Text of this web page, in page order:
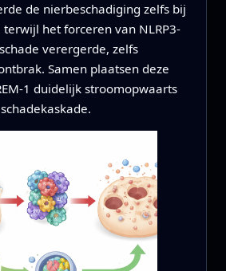
de nierbeschadiging zelfs bij
het forceren van NLRP3-
verergerde, zelfs
Samen plaatsen deze
1 duidelijk stroomopwaarts